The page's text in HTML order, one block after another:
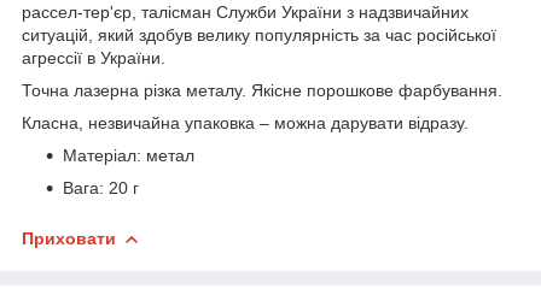
рассел-тер'єр, талісман Служби України з надзвичайних
ситуацій, який здобув велику популярність за час російської
агрессії в України.
Точна лазерна різка металу. Якісне порошкове фарбування.
Класна, незвичайна упаковка – можна дарувати відразу.
Матеріал: метал
Вага: 20 г
Приховати